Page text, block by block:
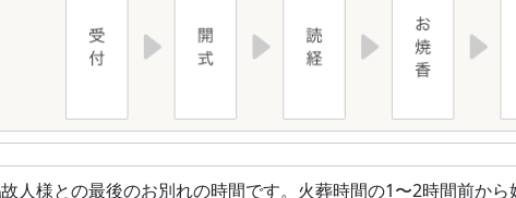
故人様との最後のお別れの時間です。火葬時間の1〜2時間前から